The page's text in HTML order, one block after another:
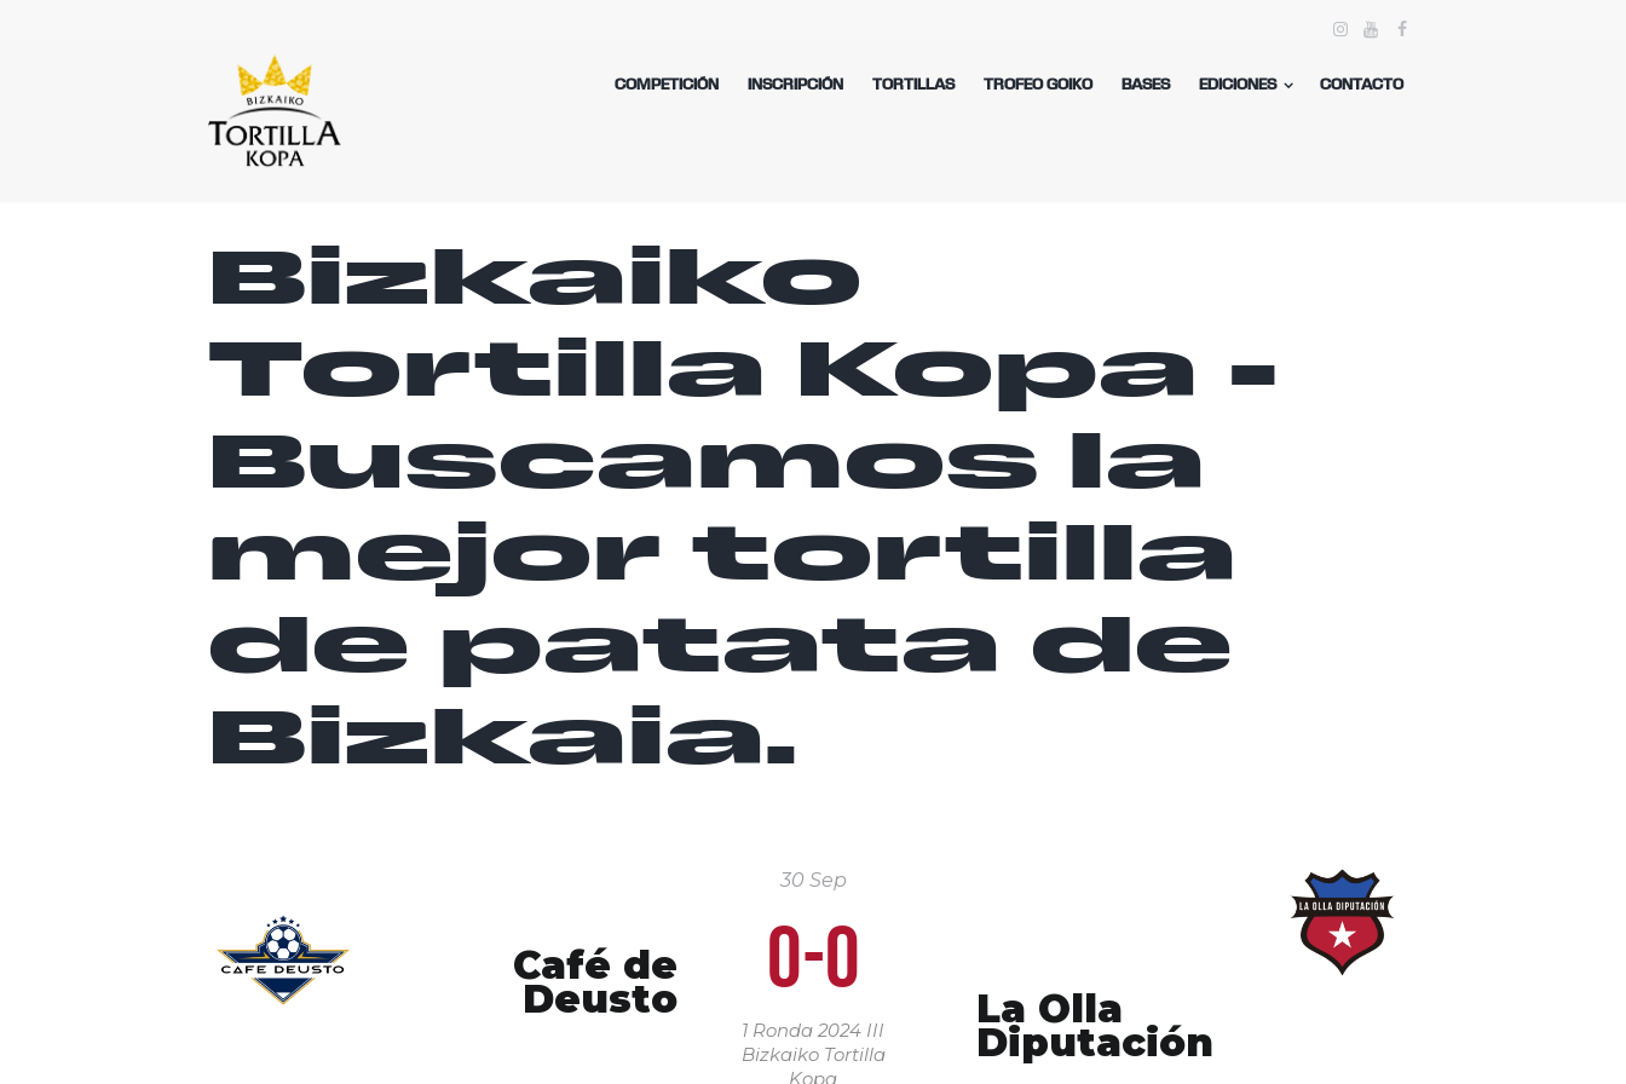
COMPETICIÓN INSCRIPCIÓN TORTILLAS TROFEO GOIKO BASES EDICIONES CONTACTO
Bizkaiko
Tortilla Kopa -
Buscamos la
mejor tortilla
de patata de
Bizkaia.
Café de
Deusto
30 Sep
0-0
1 Ronda 2024 III
Bizkaiko Tortilla
Kopa
La Olla
Diputación